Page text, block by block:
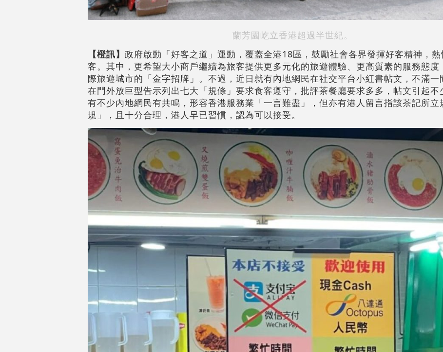
蘭芳園屹立香港超過半世紀。
【橙訊】 政府啟動「好客之道」運動，覆蓋全港18區，鼓勵社會各界發揮好客精神，
客。其中，更希望大小商戶繼續為旅客提供更多元化的旅遊體驗、更高質素的服務態度
際旅遊城市的「金字招牌」。不過，近日就有內地網民在社交平台小紅書帖文，不滿一
在門外放巨型告示列出七大「規條」要求食客遵守，批評茶餐廳要求多多，帖文引起不
有不少內地網民有共鳴，形容香港服務業「一言難盡」，但亦有港人留言指該茶記所立
規」，且十分合理，港人早已習慣，認為可以接受。